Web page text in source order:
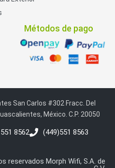
Métodos de pago
San Carlos #302 Fracc. Del
México. C.P. 20050
8562
(449)551 8563
reservados Morph Wifi, S.A. de